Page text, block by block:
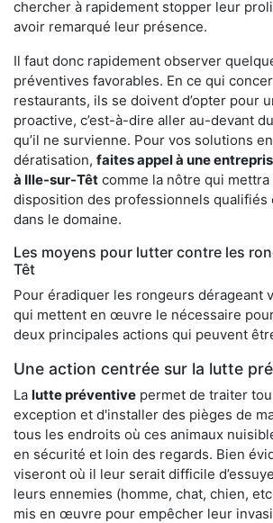
chercher à rapidement stopper leur
avoir remarqué leur présence.
Il faut donc rapidement observer
préventives favorables. En ce qui
restaurants, ils se doivent d’opter pour
proactive, c’est-à-dire aller au-devant
qu’il ne survienne. Pour vos solutions
dératisation, faites appel à une
à Ille-sur-Têt comme la nôtre qui mettra
disposition des professionnels qualifiés
dans le domaine.
Les moyens pour lutter contre les
Têt
Pour éradiquer les rongeurs dérageant
qui mettent en œuvre le nécessaire
deux principales actions qui peuvent
Une action centrée sur la lutte
La lutte préventive permet de traiter
exception et d'installer des pièges de
tous les endroits où ces animaux
en sécurité et loin des regards. Bien
viseront où il leur serait difficile
leurs ennemies (homme, chat, chien,
mis en œuvre pour empêcher leur